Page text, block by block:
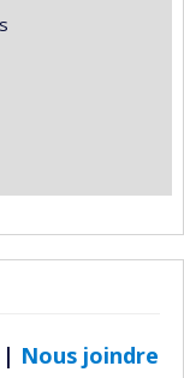
| Nous joindre